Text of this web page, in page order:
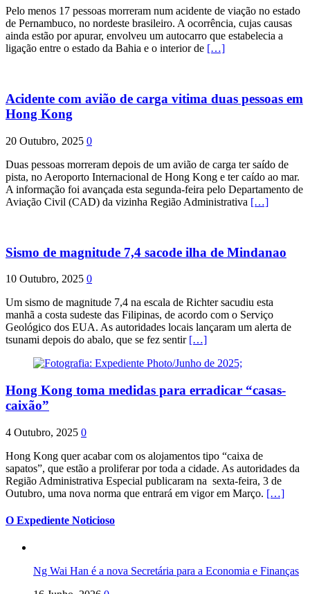
Pelo menos 17 pessoas morreram num acidente de viação no estado
de Pernambuco, no nordeste brasileiro. A ocorrência, cujas causas
ainda estão por apurar, envolveu um autocarro que estabelecia a
ligação entre o estado da Bahia e o interior de […]
Acidente com avião de carga vitima duas pessoas em
Hong Kong
20 Outubro, 2025 0
Duas pessoas morreram depois de um avião de carga ter saído de
pista, no Aeroporto Internacional de Hong Kong e ter caído ao mar.
A informação foi avançada esta segunda-feira pelo Departamento de
Aviação Civil (CAD) da vizinha Região Administrativa […]
Sismo de magnitude 7,4 sacode ilha de Mindanao
10 Outubro, 2025 0
Um sismo de magnitude 7,4 na escala de Richter sacudiu esta
manhã a costa sudeste das Filipinas, de acordo com o Serviço
Geológico dos EUA. As autoridades locais lançaram um alerta de
tsunami depois do abalo, que se fez sentir […]
Hong Kong toma medidas para erradicar “casas-
caixão”
4 Outubro, 2025 0
Hong Kong quer acabar com os alojamentos tipo “caixa de
sapatos”, que estão a proliferar por toda a cidade. As autoridades da
Região Administrativa Especial publicaram na sexta-feira, 3 de
Outubro, uma nova norma que entrará em vigor em Março. […]
O Expediente Noticioso
Ng Wai Han é a nova Secretária para a Economia e Finanças